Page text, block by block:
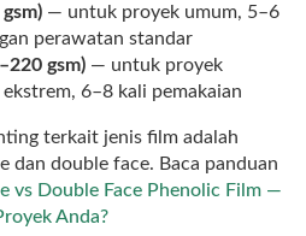
— untuk proyek umum, 5–6
perawatan standar
gsm) — untuk proyek
6–8 kali pemakaian
terkait jenis film adalah
dan double face. Baca panduan
vs Double Face Phenolic Film —
Anda?